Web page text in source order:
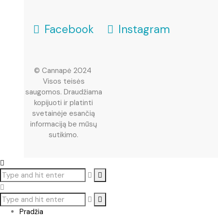
Facebook Instagram
© Cannapė 2024
Visos teisės
saugomos. Draudžiama
kopijuoti ir platinti
svetainėje esančią
informaciją be mūsų
sutikimo.
Pradžia